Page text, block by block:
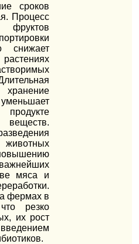
сроков
Процесс
фруктов
снижает
веществ.
мяса и
фермах в
резко
их рост
введением